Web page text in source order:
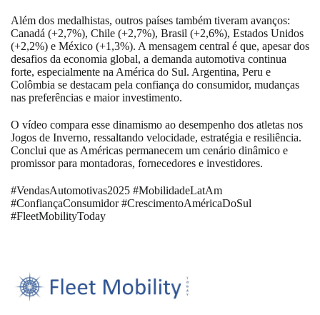
Além dos medalhistas, outros países também tiveram avanços:
Canadá (+2,7%), Chile (+2,7%), Brasil (+2,6%), Estados Unidos
(+2,2%) e México (+1,3%). A mensagem central é que, apesar dos
desafios da economia global, a demanda automotiva continua
forte, especialmente na América do Sul. Argentina, Peru e
Colômbia se destacam pela confiança do consumidor, mudanças
nas preferências e maior investimento.
O vídeo compara esse dinamismo ao desempenho dos atletas nos
Jogos de Inverno, ressaltando velocidade, estratégia e resiliência.
Conclui que as Américas permanecem um cenário dinâmico e
promissor para montadoras, fornecedores e investidores.
#VendasAutomotivas2025 #MobilidadeLatAm
#ConfiançaConsumidor #CrescimentoAméricaDoSul
#FleetMobilityToday